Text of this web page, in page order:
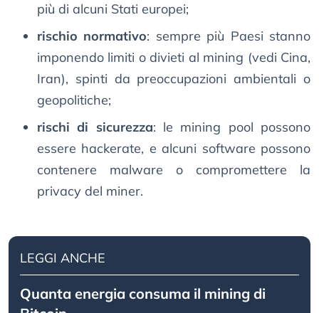
più di alcuni Stati europei;
rischio normativo: sempre più Paesi stanno
imponendo limiti o divieti al mining (vedi Cina,
Iran), spinti da preoccupazioni ambientali o
geopolitiche;
rischi di sicurezza: le mining pool possono
essere hackerate, e alcuni software possono
contenere malware o compromettere la
privacy del miner.
LEGGI ANCHE
Quanta energia consuma il mining di